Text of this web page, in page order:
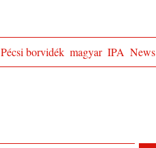
Pécsi borvidék magyar IPA News